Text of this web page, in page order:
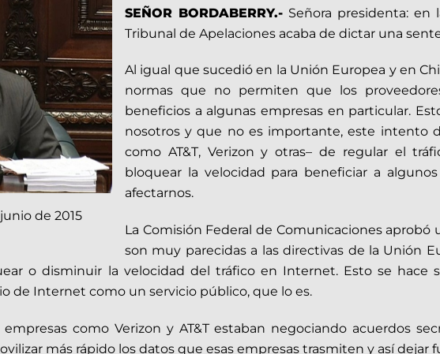
de 2015
SEÑOR BORDABERRY.- Señora presidenta: en
Tribunal de Apelaciones acaba de dictar una
Al igual que sucedió en la Unión Europea y en
normas que no permiten que los
beneficios a algunas empresas en particular.
nosotros y que no es importante, este intento
como AT&T, Verizon y otras– de regular el
bloquear la velocidad para beneficiar a
afectarnos.
La Comisión Federal de Comunicaciones
son muy parecidas a las directivas de la Unión
o disminuir la velocidad del tráfico en Internet. Esto se hace
de Internet como un servicio público, que lo es.
como Verizon y AT&T estaban negociando acuerdos
más rápido los datos que esas empresas trasmiten y así dejar